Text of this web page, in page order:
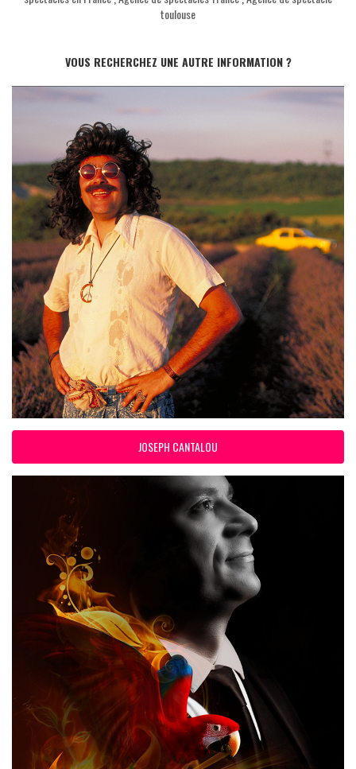
toulouse
VOUS RECHERCHEZ UNE AUTRE INFORMATION ?
JOSEPH CANTALOU